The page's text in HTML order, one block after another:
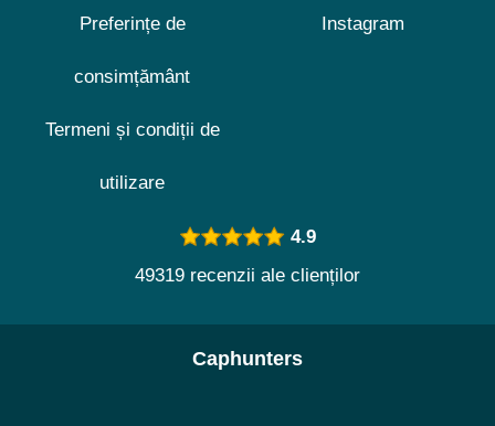
Preferințe de
consimțământ
Termeni și condiții de
utilizare
Instagram
4.9
49319 recenzii ale clienților
Caphunters